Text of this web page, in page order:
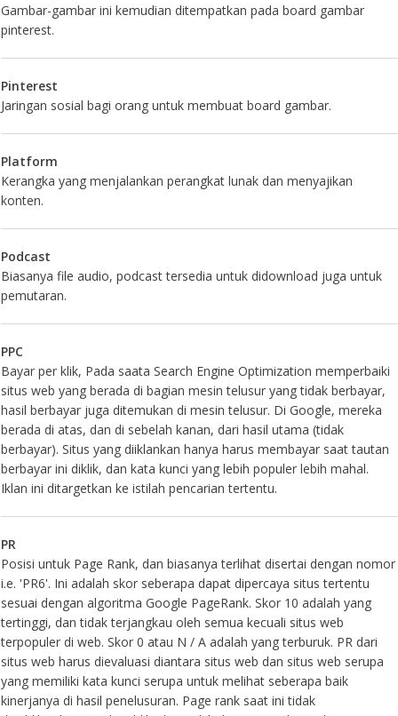
Gambar-gambar ini kemudian ditempatkan pada board gambar
pinterest.
Pinterest
Jaringan sosial bagi orang untuk membuat board gambar.
Platform
Kerangka yang menjalankan perangkat lunak dan menyajikan
konten.
Podcast
Biasanya file audio, podcast tersedia untuk didownload juga untuk
pemutaran.
PPC
Bayar per klik, Pada saata Search Engine Optimization memperbaiki
situs web yang berada di bagian mesin telusur yang tidak berbayar,
hasil berbayar juga ditemukan di mesin telusur. Di Google, mereka
berada di atas, dan di sebelah kanan, dari hasil utama (tidak
berbayar). Situs yang diiklankan hanya harus membayar saat tautan
berbayar ini diklik, dan kata kunci yang lebih populer lebih mahal.
Iklan ini ditargetkan ke istilah pencarian tertentu.
PR
Posisi untuk Page Rank, dan biasanya terlihat disertai dengan nomor
i.e. 'PR6'. Ini adalah skor seberapa dapat dipercaya situs tertentu
sesuai dengan algoritma Google PageRank. Skor 10 adalah yang
tertinggi, dan tidak terjangkau oleh semua kecuali situs web
terpopuler di web. Skor 0 atau N / A adalah yang terburuk. PR dari
situs web harus dievaluasi diantara situs web dan situs web serupa
yang memiliki kata kunci serupa untuk melihat seberapa baik
kinerjanya di hasil penelusuran. Page rank saat ini tidak